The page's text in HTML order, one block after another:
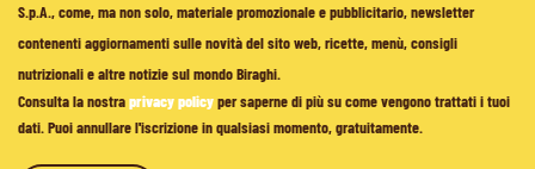
S.p.A., come, ma non solo, materiale promozionale e pubblicitario, newsletter
contenenti aggiornamenti sulle novità del sito web, ricette, menù, consigli
nutrizionali e altre notizie sul mondo Biraghi.
Consulta la nostraprivacy policyper saperne di più su come vengono trattati i tuoi
dati. Puoi annullare l'iscrizione in qualsiasi momento, gratuitamente.